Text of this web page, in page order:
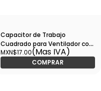
Capacitor de Trabajo
Cuadrado para Ventilador con
Cables 2.5UF, 250V -
CTRVC25V02.5
MXN$17.00(Mas IVA)
COMPRAR